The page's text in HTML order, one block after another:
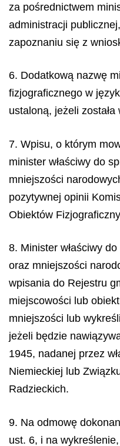
za pośrednictwem
administracji
zapoznaniu się z
6. Dodatkową nazwę
fizjograficznego w
ustaloną, jeżeli
7. Wpisu, o którym
minister właściwy do
mniejszości
pozytywnej opinii
Obiektów
8. Minister właściwy
oraz mniejszości
wpisania do Rejestru
miejscowości lub
mniejszości lub
jeżeli będzie
1945, nadanej przez
Niemieckiej lub
Radzieckich.
9. Na odmowę
ust. 6, i na